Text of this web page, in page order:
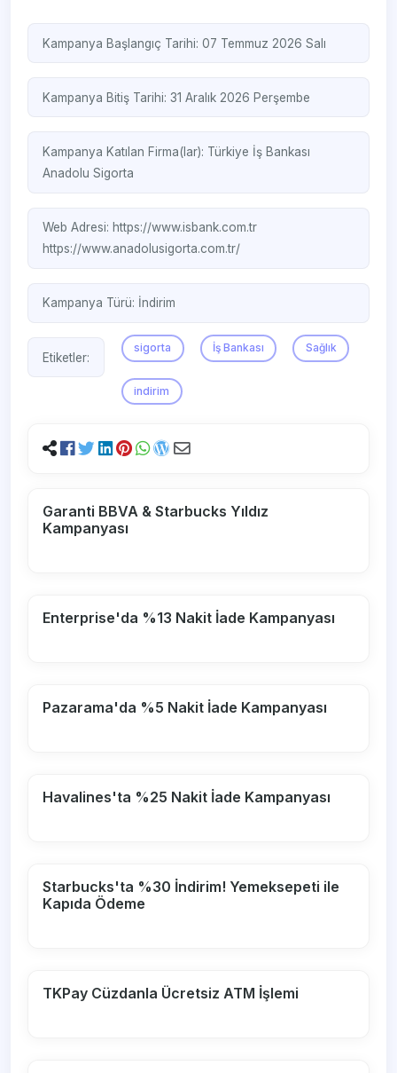
Kampanya Başlangıç Tarihi: 07 Temmuz 2026 Salı
Kampanya Bitiş Tarihi: 31 Aralık 2026 Perşembe
Kampanya Katılan Firma(lar): Türkiye İş Bankası
Anadolu Sigorta
Web Adresi: https://www.isbank.com.tr
https://www.anadolusigorta.com.tr/
Kampanya Türü: İndirim
Etiketler:
sigorta İş Bankası Sağlık
indirim
Garanti BBVA & Starbucks Yıldız
Kampanyası
Enterprise'da %13 Nakit İade Kampanyası
Pazarama'da %5 Nakit İade Kampanyası
Havalines'ta %25 Nakit İade Kampanyası
Starbucks'ta %30 İndirim! Yemeksepeti ile
Kapıda Ödeme
TKPay Cüzdanla Ücretsiz ATM İşlemi